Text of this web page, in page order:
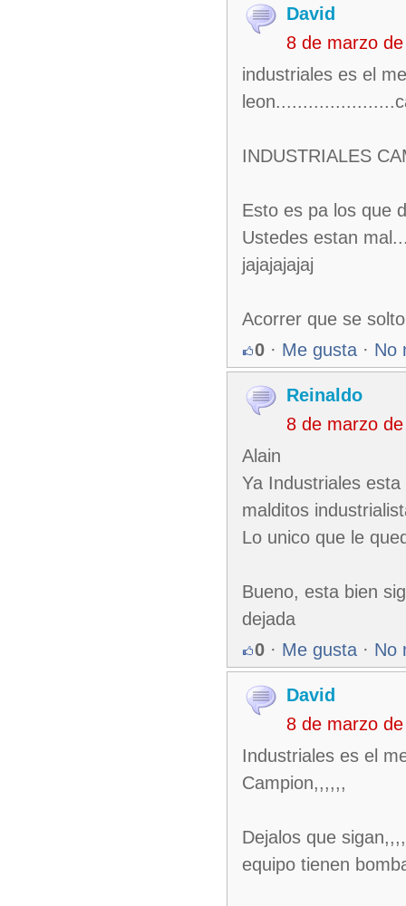
David
8 de marzo
industriales es el
INDUSTRIALES
Esto es pa los que
Ustedes estan
jajajajajaj
Acorrer que se
0 · Me gusta · No
Reinaldo
8 de marzo
Alain
Ya Industriales
malditos
Lo unico que le
Bueno, esta bien
dejada
0 · Me gusta · No
David
8 de marzo
Industriales es el
Campion,,,,,,
Dejalos que
equipo tienen